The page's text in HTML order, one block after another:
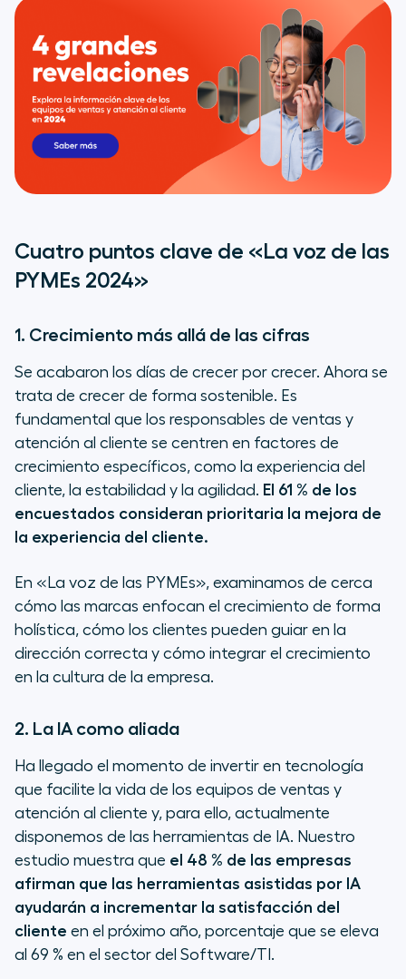
Cuatro puntos clave de «La voz de las
PYMEs 2024»
1. Crecimiento más allá de las cifras
Se acabaron los días de crecer por crecer. Ahora se
trata de crecer de forma sostenible. Es
fundamental que los responsables de ventas y
atención al cliente se centren en factores de
crecimiento específicos, como la experiencia del
cliente, la estabilidad y la agilidad. El 61 % de los
encuestados consideran prioritaria la mejora de
la experiencia del cliente.
En «La voz de las PYMEs», examinamos de cerca
cómo las marcas enfocan el crecimiento de forma
holística, cómo los clientes pueden guiar en la
dirección correcta y cómo integrar el crecimiento
en la cultura de la empresa.
2. La IA como aliada
Ha llegado el momento de invertir en tecnología
que facilite la vida de los equipos de ventas y
atención al cliente y, para ello, actualmente
disponemos de las herramientas de IA. Nuestro
estudio muestra que el 48 % de las empresas
afirman que las herramientas asistidas por IA
ayudarán a incrementar la satisfacción del
cliente en el próximo año, porcentaje que se eleva
al 69 % en el sector del Software/TI.